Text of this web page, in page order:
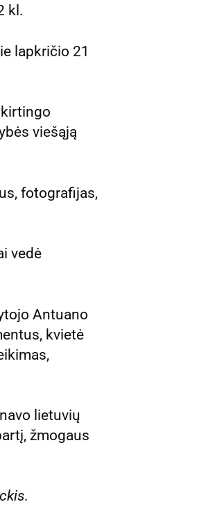
kl.
lapkričio 21
viešąją
fotografijas,
vedė
Antuano
kvietė
lietuvių
žmogaus
.